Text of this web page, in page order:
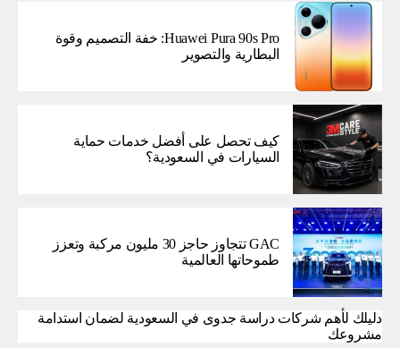
Huawei Pura 90s Pro: خفة التصميم وقوة
البطارية والتصوير
كيف تحصل على أفضل خدمات حماية
السيارات في السعودية؟
GAC تتجاوز حاجز 30 مليون مركبة وتعزز
طموحاتها العالمية
دليلك لأهم شركات دراسة جدوى في السعودية لضمان استدامة
مشروعك